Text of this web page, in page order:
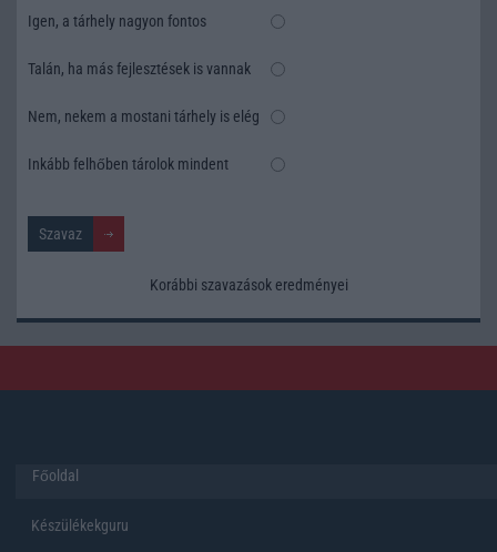
Igen, a tárhely nagyon fontos
Talán, ha más fejlesztések is vannak
Nem, nekem a mostani tárhely is elég
Inkább felhőben tárolok mindent
Korábbi szavazások eredményei
Főoldal
Készülékekguru